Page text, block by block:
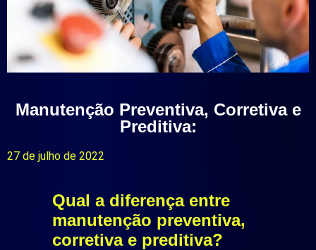
Manutenção Preventiva, Corretiva e
Preditiva:
27 de julho de 2022
Qual a diferença entre
manutenção preventiva,
corretiva e preditiva?